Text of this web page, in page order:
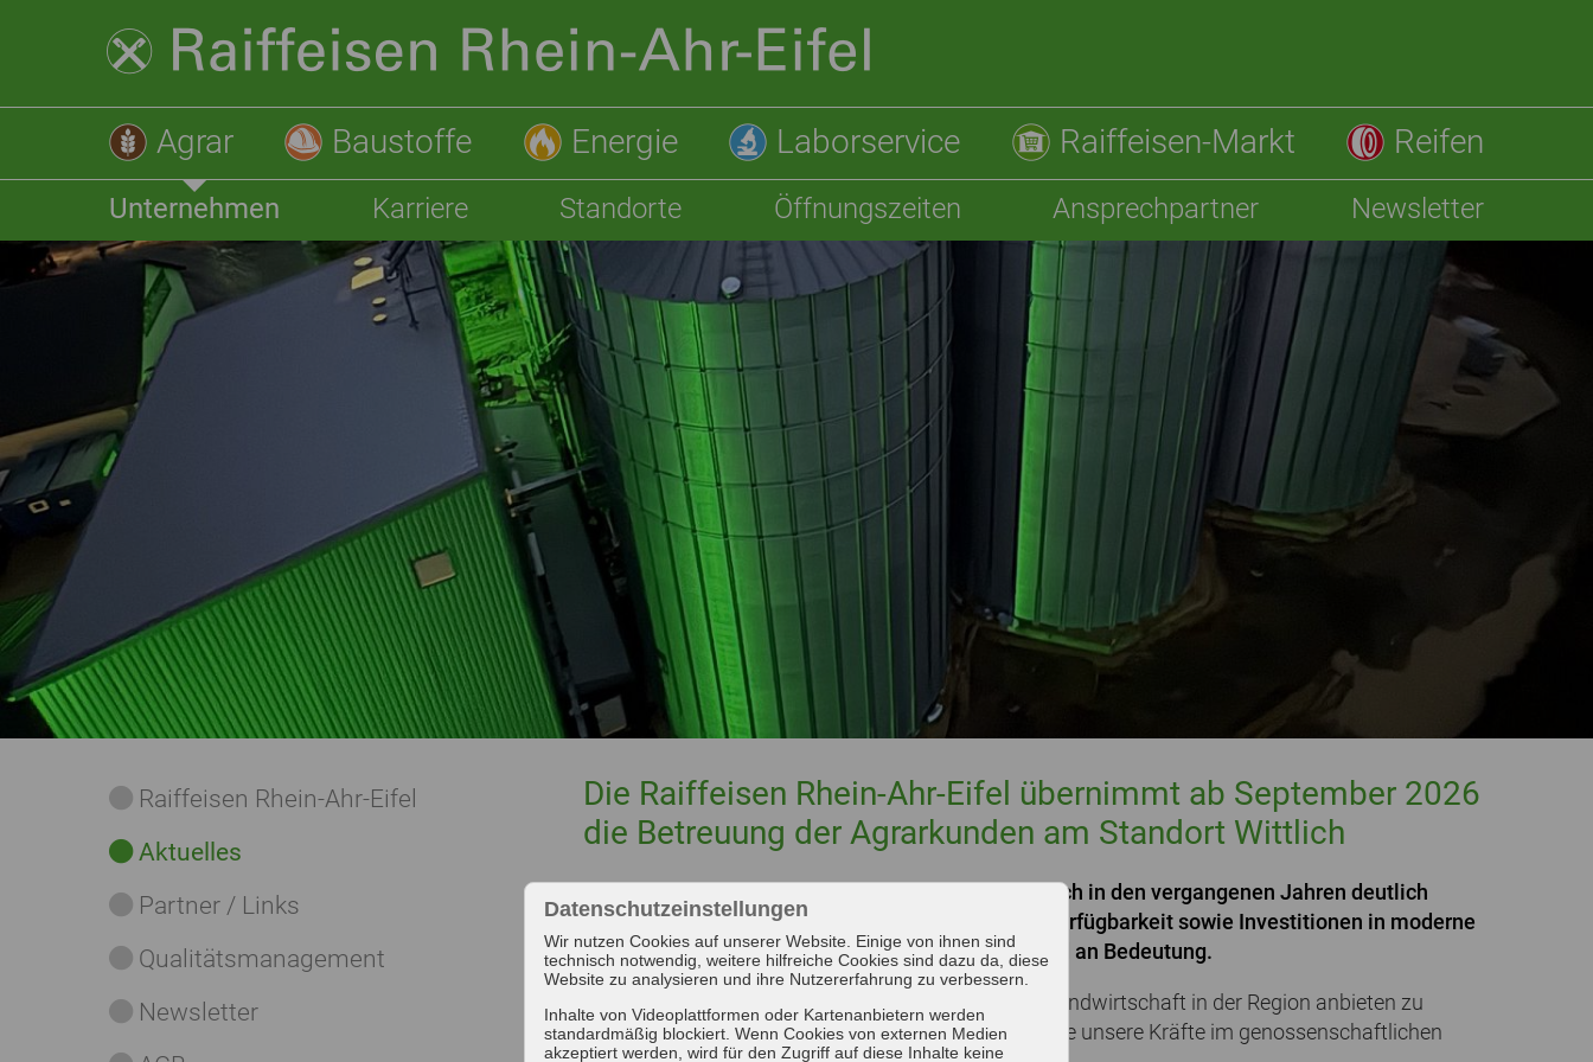
Agrar Baustoffe Energie Laborservice Raiffeisen-Markt Reifen
Unternehmen Karriere Standorte Öffnungszeiten Ansprechpartner Newsletter
Raiffeisen Rhein-Ahr-Eifel
Aktuelles
Partner / Links
Qualitätsmanagement
Newsletter
Die Raiffeisen Rhein-Ahr-Eifel übernimmt ab September 2026
die Betreuung der Agrarkunden am Standort Wittlich
Die Rahmenbedingungen im Agrarhandel haben sich in den vergangenen Jahren deutlich
verändert. Effiziente Logistik, verlässliche Warenverfügbarkeit sowie Investitionen in moderne
Lager- und Umschlagtechnik gewinnen zunehmend an Bedeutung.
Um auch künftig zukunftsfähige Lösungen für die Landwirtschaft in der Region anbieten zu
können, bündeln wir gemeinsam mit der RWZ-Gruppe unsere Kräfte im genossenschaftlichen
Datenschutzeinstellungen
Wir nutzen Cookies auf unserer Website. Einige von ihnen sind
technisch notwendig, weitere hilfreiche Cookies sind dazu da, diese
Website zu analysieren und ihre Nutzererfahrung zu verbessern.
Inhalte von Videoplattformen oder Kartenanbietern werden
standardmäßig blockiert. Wenn Cookies von externen Medien
akzeptiert werden, wird für den Zugriff auf diese Inhalte keine